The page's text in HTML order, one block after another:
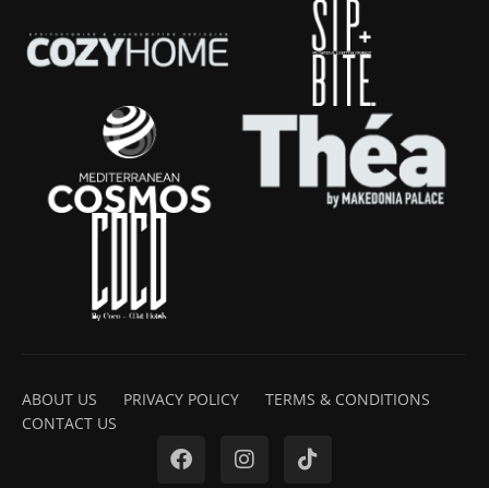
ABOUT US PRIVACY POLICY
TERMS & CONDITIONS
CONTACT US